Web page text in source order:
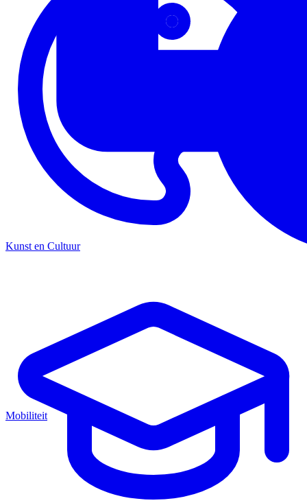
Mobiliteit
Kunst en Cultuur